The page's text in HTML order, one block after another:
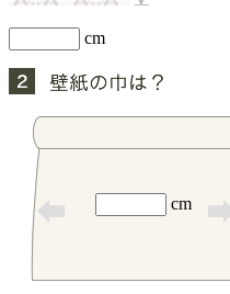
cm
cm